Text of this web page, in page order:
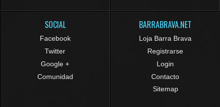
SOCIAL
Facebook
Twitter
Google +
Comunidad
BARRABRAVA.NET
Loja Barra Brava
Registrarse
Login
Contacto
Sitemap